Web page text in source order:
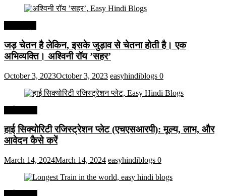
जड़ चेतन है लेकिन, इसके जुड़ाव से चेतना होती है। एक
अभिव्यक्ति। अश्विनी रॉय ’सहर’
October 3, 2023October 3, 2023 easyhindiblogs 0
हाई सिक्योरिटी रजिस्ट्रेशन प्लेट (एचएसआरपी): मूल्य, लाभ, और
आवेदन कैसे करें
March 14, 2024March 14, 2024 easyhindiblogs 0